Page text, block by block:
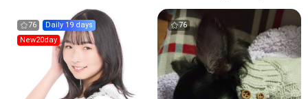
76
Daily 19 days
New20day
76